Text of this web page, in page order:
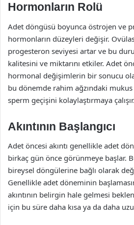
Hormonların Rolü
Adet döngüsü boyunca östrojen ve
hormonların düzeyleri değişir.
progesteron seviyesi artar ve bu
kalitesini ve miktarını etkiler. Adet
hormonal değişimlerin bir sonucu
bu dönemde rahim ağzındaki
sperm geçişini kolaylaştırmaya çalışır.
Akıntının Başlangıcı
Adet öncesi akıntı genellikle adet
birkaç gün önce görünmeye başlar.
bireysel döngülerine bağlı olarak
Genellikle adet döneminin
akıntının belirgin hale gelmesi
için bu süre daha kısa ya da daha